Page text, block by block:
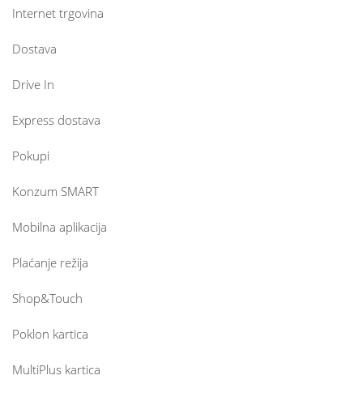
Internet trgovina
Dostava
Drive In
Express dostava
Pokupi
Konzum SMART
Mobilna aplikacija
Plaćanje režija
Shop&Touch
Poklon kartica
MultiPlus kartica